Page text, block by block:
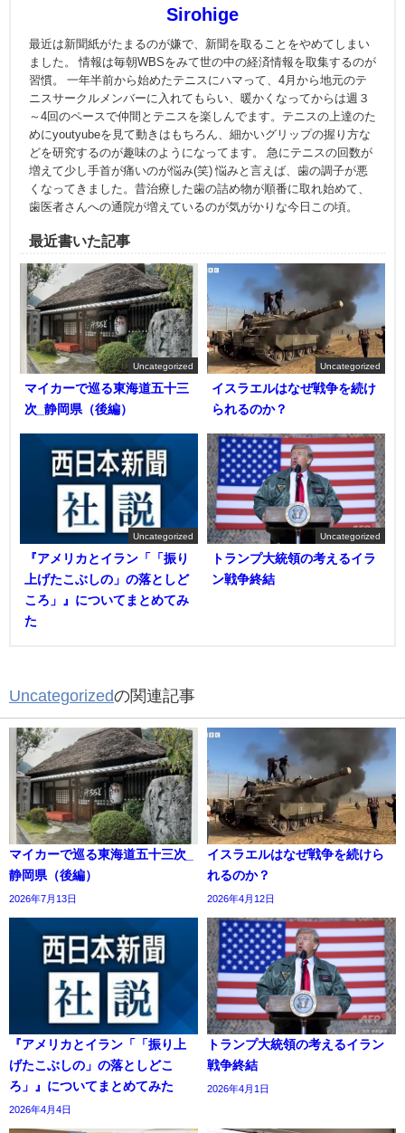
Sirohige
最近は新聞紙がたまるのが嫌で、新聞を取ることをやめてしまい
ました。 情報は毎朝WBSをみて世の中の経済情報を取集するのが
習慣。 一年半前から始めたテニスにハマって、4月から地元のテ
ニスサークルメンバーに入れてもらい、暖かくなってからは週３
～4回のペースで仲間とテニスを楽しんでます。テニスの上達のた
めにyoutyubeを見て動きはもちろん、細かいグリップの握り方な
どを研究するのが趣味のようになってます。 急にテニスの回数が
増えて少し手首が痛いのが悩み(笑) 悩みと言えば、歯の調子が悪
くなってきました。昔治療した歯の詰め物が順番に取れ始めて、
歯医者さんへの通院が増えているのが気がかりな今日この頃。
最近書いた記事
Uncategorized
マイカーで巡る東海道五十三
次_静岡県（後編）
Uncategorized
イスラエルはなぜ戦争を続け
られるのか？
Uncategorized
『アメリカとイラン「「振り
上げたこぶしの」の落としど
ころ」』についてまとめてみ
た
Uncategorized
トランプ大統領の考えるイラ
ン戦争終結
Uncategorizedの関連記事
マイカーで巡る東海道五十三次_
静岡県（後編）
2026年7月13日
イスラエルはなぜ戦争を続けら
れるのか？
2026年4月12日
『アメリカとイラン「「振り上
げたこぶしの」の落としどこ
ろ」』についてまとめてみた
2026年4月4日
トランプ大統領の考えるイラン
戦争終結
2026年4月1日